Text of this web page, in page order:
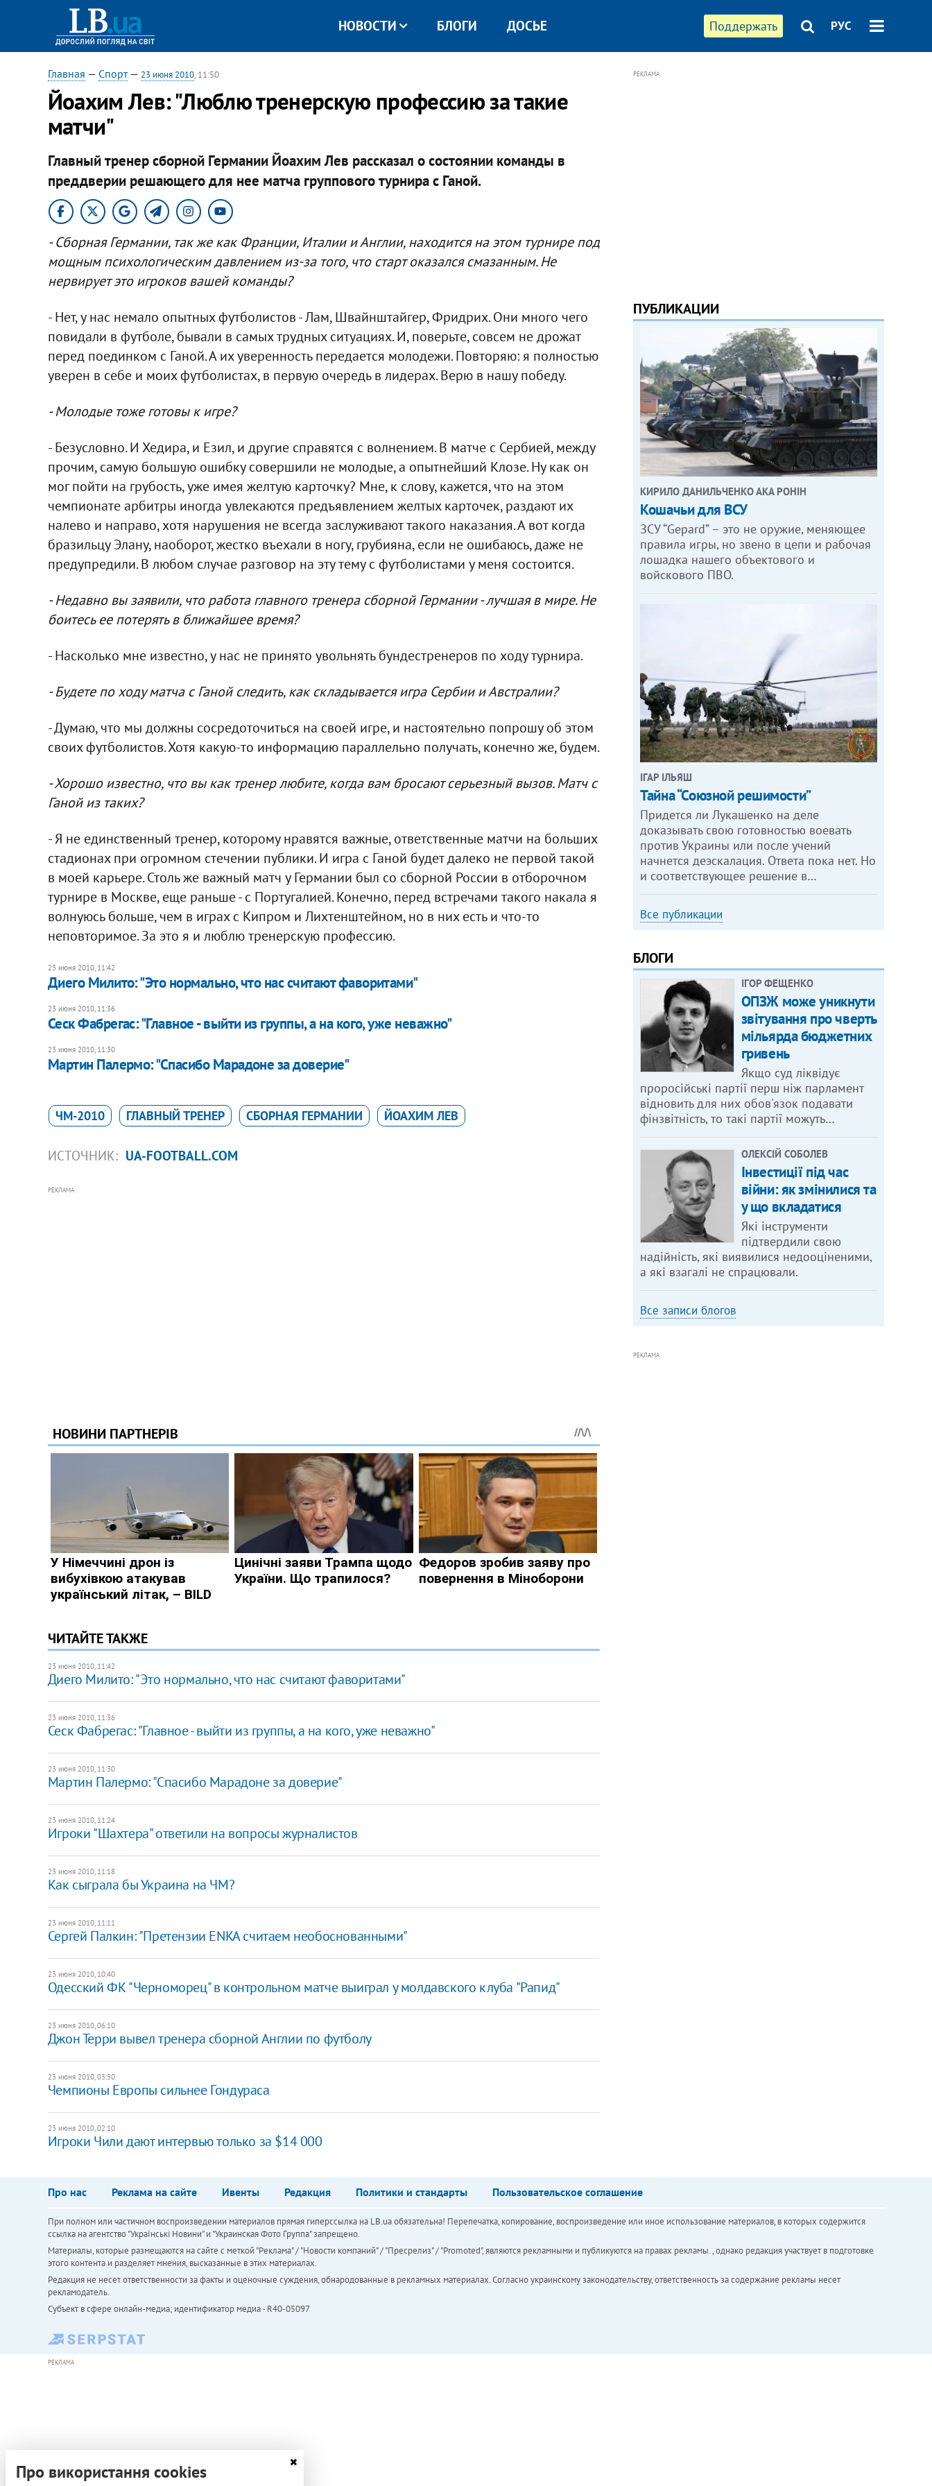
Поддержать РУС
НОВОСТИ БЛОГИ ДОСЬЕ
Главная — Спорт— 23 июня 2010, 11:50
Йоахим Лев: "Люблю тренерскую профессию за такие
матчи"
Главный тренер сборной Германии Йоахим Лев рассказал о состоянии команды в
преддверии решающего для нее матча группового турнира с Ганой.
- Сборная Германии, так же как Франции, Италии и Англии, находится на этом турнире под
мощным психологическим давлением из-за того, что старт оказался смазанным. Не
нервирует это игроков вашей команды?
- Нет, у нас немало опытных футболистов - Лам, Швайнштайгер, Фридрих. Они много чего
повидали в футболе, бывали в самых трудных ситуациях. И, поверьте, совсем не дрожат
перед поединком с Ганой. А их уверенность передается молодежи. Повторяю: я полностью
уверен в себе и моих футболистах, в первую очередь в лидерах. Верю в нашу победу.
- Молодые тоже готовы к игре?
- Безусловно. И Хедира, и Езил, и другие справятся с волнением. В матче с Сербией, между
прочим, самую большую ошибку совершили не молодые, а опытнейший Клозе. Ну как он
мог пойти на грубость, уже имея желтую карточку? Мне, к слову, кажется, что на этом
чемпионате арбитры иногда увлекаются предъявлением желтых карточек, раздают их
налево и направо, хотя нарушения не всегда заслуживают такого наказания. А вот когда
бразильцу Элану, наоборот, жестко въехали в ногу, грубияна, если не ошибаюсь, даже не
предупредили. В любом случае разговор на эту тему с футболистами у меня состоится.
- Недавно вы заявили, что работа главного тренера сборной Германии - лучшая в мире. Не
боитесь ее потерять в ближайшее время?
- Насколько мне известно, у нас не принято увольнять бундестренеров по ходу турнира.
- Будете по ходу матча с Ганой следить, как складывается игра Сербии и Австралии?
- Думаю, что мы должны сосредоточиться на своей игре, и настоятельно попрошу об этом
своих футболистов. Хотя какую-то информацию параллельно получать, конечно же, будем.
- Хорошо известно, что вы как тренер любите, когда вам бросают серьезный вызов. Матч с
Ганой из таких?
- Я не единственный тренер, которому нравятся важные, ответственные матчи на больших
стадионах при огромном стечении публики. И игра с Ганой будет далеко не первой такой
в моей карьере. Столь же важный матч у Германии был со сборной России в отборочном
турнире в Москве, еще раньше - с Португалией. Конечно, перед встречами такого накала я
волнуюсь больше, чем в играх с Кипром и Лихтенштейном, но в них есть и что-то
неповторимое. За это я и люблю тренерскую профессию.
23 июня 2010, 11:42
Диего Милито: "Это нормально, что нас считают фаворитами"
23 июня 2010, 11:36
Сеск Фабрегас: "Главное - выйти из группы, а на кого, уже неважно"
23 июня 2010, 11:30
Мартин Палермо: "Спасибо Марадоне за доверие"
ЧМ-2010 ГЛАВНЫЙ ТРЕНЕР СБОРНАЯ ГЕРМАНИИ ЙОАХИМ ЛЕВ
ИСТОЧНИК: UA-FOOTBALL.COM
РЕКЛАМА
ЧИТАЙТЕ ТАКЖЕ
23 июня 2010, 11:42
Диего Милито: "Это нормально, что нас считают фаворитами"
23 июня 2010, 11:36
Сеск Фабрегас: "Главное - выйти из группы, а на кого, уже неважно"
23 июня 2010, 11:30
Мартин Палермо: "Спасибо Марадоне за доверие"
23 июня 2010, 11:24
Игроки "Шахтера" ответили на вопросы журналистов
23 июня 2010, 11:18
Как сыграла бы Украина на ЧМ?
23 июня 2010, 11:11
Сергей Палкин: "Претензии ENKA считаем необоснованными"
23 июня 2010, 10:40
Одесский ФК "Черноморец" в контрольном матче выиграл у молдавского клуба "Рапид"
23 июня 2010, 06:10
Джон Терри вывел тренера сборной Англии по футболу
23 июня 2010, 03:50
Чемпионы Европы сильнее Гондураса
23 июня 2010, 02:10
Игроки Чили дают интервью только за $14 000
РЕКЛАМА
ПУБЛИКАЦИИ
КИРИЛО ДАНИЛЬЧЕНКО АКА РОНІН
Кошачьи для ВСУ
ЗСУ “Gepard” – это не оружие, меняющее
правила игры, но звено в цепи и рабочая
лошадка нашего объектового и
войскового ПВО.
ІГАР ІЛЬЯШ
Тайна “Союзной решимости”
Придется ли Лукашенко на деле
доказывать свою готовностью воевать
против Украины или после учений
начнется деэскалация. Ответа пока нет. Но
и соответствующее решение в…
Все публикации
БЛОГИ
ІГОР ФЕЩЕНКО
ОПЗЖ може уникнути
звітування про чверть
мільярда бюджетних
гривень
Якщо суд ліквідує
проросійські партії перш ніж парламент
відновить для них обов'язок подавати
фінзвітність, то такі партії можуть…
ОЛЕКСІЙ СОБОЛЕВ
Інвестиції під час
війни: як змінилися та
у що вкладатися
Які інструменти
підтвердили свою
надійність, які виявилися недооціненими,
а які взагалі не спрацювали.
Все записи блогов
РЕКЛАМА
Про нас Реклама на сайте Ивенты Редакция Политики и стандарты Пользовательское соглашение
При полном или частичном воспроизведении материалов прямая гиперссылка на LB.ua обязательна! Перепечатка, копирование, воспроизведение или иное использование материалов, в которых содержится
ссылка на агентство "Українськi Новини" и "Украинская Фото Группа" запрещено.
Материалы, которые размещаются на сайте с меткой "Реклама" / "Новости компаний" / "Пресрелиз" / "Promoted", являются рекламными и публикуются на правах рекламы. , однако редакция участвует в подготовке
этого контента и разделяет мнения, высказанные в этих материалах.
Редакция не несет ответственности за факты и оценочные суждения, обнародованные в рекламных материалах. Согласно украинскому законодательству, ответственность за содержание рекламы несет
рекламодатель.
Субъект в сфере онлайн-медиа; идентификатор медиа - R40-05097
РЕКЛАМА
Про використання cookies